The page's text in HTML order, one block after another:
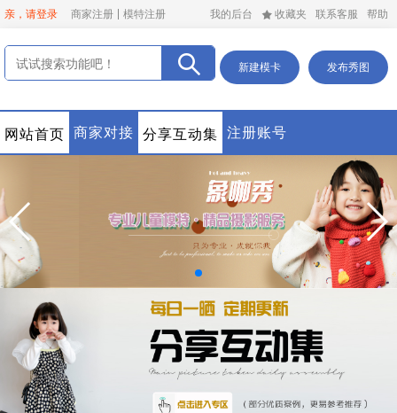
亲，请登录 商家注册 模特注册 我的后台 收藏夹 联系客服 帮助
新建模卡 发布秀图
网站首页 商家对接 分享互动集 注册账号